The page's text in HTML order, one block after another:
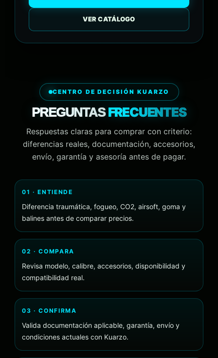
VER CATÁLOGO
CENTRO DE DECISIÓN KUARZO
PREGUNTASFRECUENTES
Respuestas claras para comprar con criterio:
diferencias reales, documentación, accesorios,
envío, garantía y asesoría antes de pagar.
01 · ENTIENDE
Diferencia traumática, fogueo, CO2, airsoft, goma y
balines antes de comparar precios.
02 · COMPARA
Revisa modelo, calibre, accesorios, disponibilidad y
compatibilidad real.
03 · CONFIRMA
Valida documentación aplicable, garantía, envío y
condiciones actuales con Kuarzo.